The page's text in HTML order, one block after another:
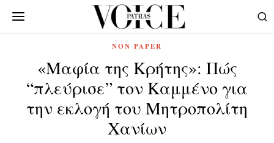
NON PAPER
«Μαφία της Κρήτης»: Πώς
“πλεύρισε” τον Καμμένο για
την εκλογή του Μητροπολίτη
Χανίων